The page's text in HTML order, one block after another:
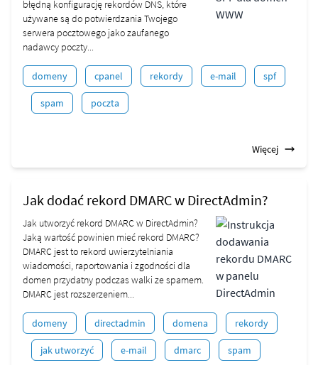
błędną konfigurację rekordów DNS, które
używane są do potwierdzania Twojego
serwera pocztowego jako zaufanego
nadawcy poczty...
domeny cpanel rekordy e-mail spf
spam poczta
Więcej
Jak dodać rekord DMARC w DirectAdmin?
Jak utworzyć rekord DMARC w DirectAdmin?
Jaką wartość powinien mieć rekord DMARC?
DMARC jest to rekord uwierzytelniania
wiadomości, raportowania i zgodności dla
domen przydatny podczas walki ze spamem.
DMARC jest rozszerzeniem...
domeny directadmin domena rekordy
jak utworzyć e-mail dmarc spam